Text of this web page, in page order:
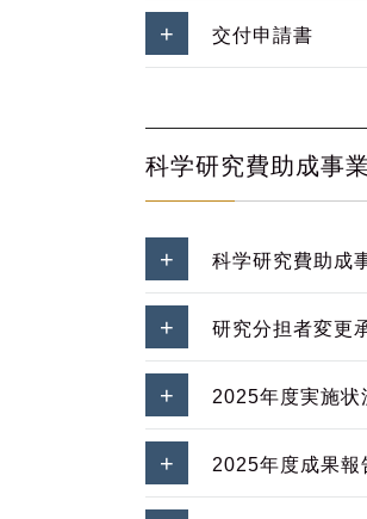
交付申請書
科学研究費助成事
科学研究費助成
研究分担者変更
2025年度実施状
2025年度成果報